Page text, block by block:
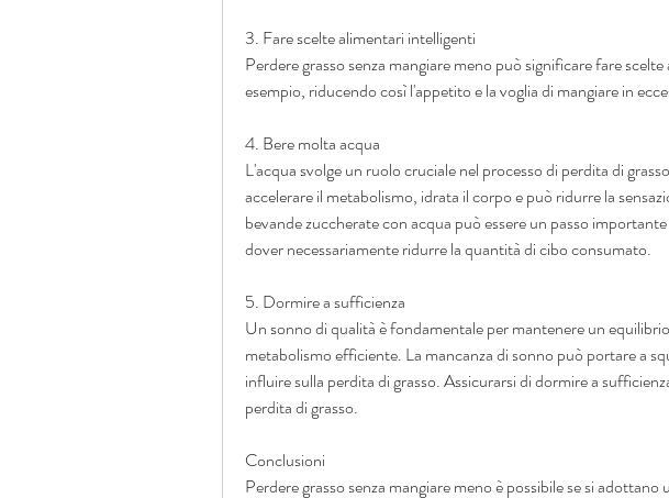
3. Fare scelte alimentari intelligenti
Perdere grasso senza mangiare meno può significare fare
esempio, riducendo così l'appetito e la voglia di mangiare in
4. Bere molta acqua
L'acqua svolge un ruolo cruciale nel processo di perdita di
accelerare il metabolismo, idrata il corpo e può ridurre la
bevande zuccherate con acqua può essere un passo
dover necessariamente ridurre la quantità di cibo consumato.
5. Dormire a sufficienza
Un sonno di qualità è fondamentale per mantenere un
metabolismo efficiente. La mancanza di sonno può portare a
influire sulla perdita di grasso. Assicurarsi di dormire a
perdita di grasso.
Conclusioni
Perdere grasso senza mangiare meno è possibile se si adottano